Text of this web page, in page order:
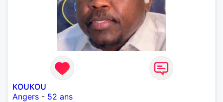
KOUKOU
Angers - 52 ans